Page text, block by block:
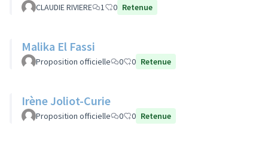
CLAUDIE RIVIERE 1 0 Retenue
Malika El Fassi
Proposition officielle 0 0 Retenue
Irène Joliot-Curie
Proposition officielle 0 0 Retenue